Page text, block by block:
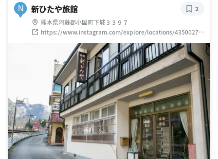
N 新ひたや旅館
熊本県阿蘇郡小国町下城３３９７
https://www.instagram.com/explore/locations/43500277
2